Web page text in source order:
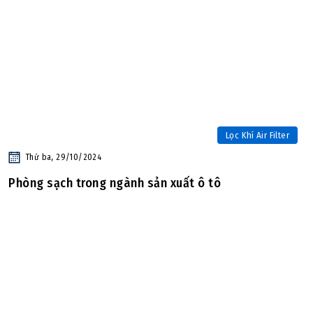
Lọc Khí Air Filter
Thứ ba, 29/10/2024
Phòng sạch trong ngành sản xuất ô tô